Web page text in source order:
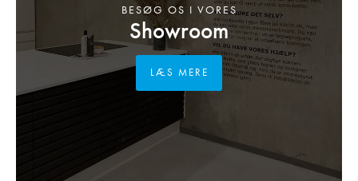
Showroom
BESØG OS I VORES
LÆS MERE